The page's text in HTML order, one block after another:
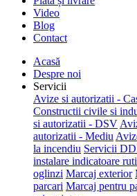
Video
Blog
Contact
Acasă
Despre noi
Servicii
Avize si autorizatii -
Constructii civile si
si autorizatii - DSV
autorizatii - Mediu
la incendiu Servicii
instalare indicatoare
oglinzi Marcaj exterior
parcari Marcaj pentru